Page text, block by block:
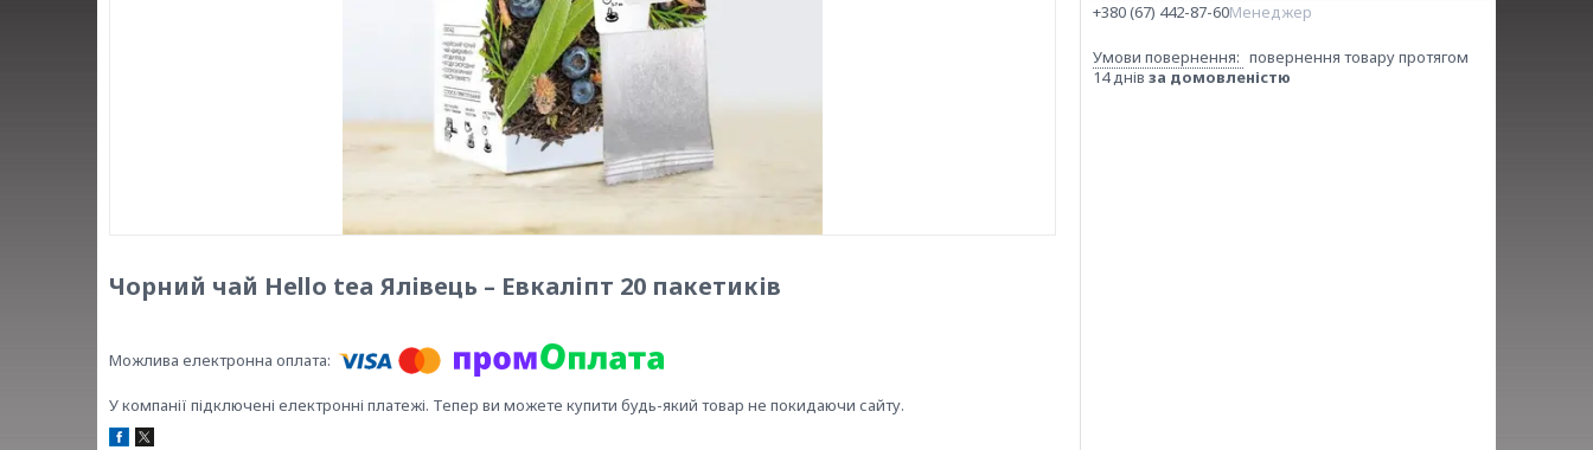
Чорний чай Hello tea Ялівець – Евкаліпт 20 пакетиків
У компанії підключені електронні платежі. Тепер ви можете купити будь-який товар не покидаючи сайту.
+380 (67) 442-87-60Менеджер
повернення товару протягом
14 днів за домовленістю